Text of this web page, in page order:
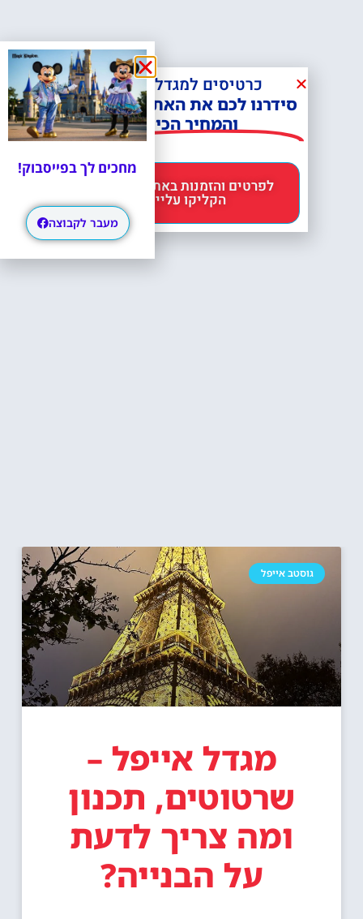
גוסטב אייפל
מגדל אייפל –
שרטוטים, תכנון
ומה צריך לדעת
על הבנייה?
כרטיסים למגדל אייפל?
סידרנו לכם את האתר הכי אמין -
והמחיר הכי זול!
הקליקו עליי 😊
מחכים לך בפייסבוק!
מעבר לקבוצה